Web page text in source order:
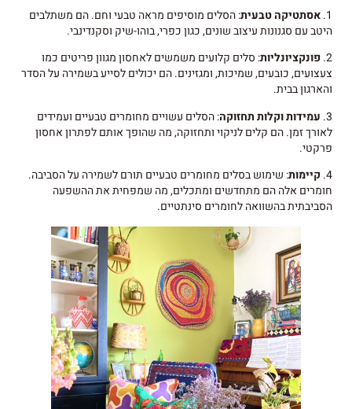
1. אסתטיקה טבעית: הסלים מוסיפים מראה טבעי וחם. הם משתלבים
היטב עם סגנונות עיצוב שונים, כגון כפרי, בוהו-שיק וסקנדינבי.
2. פונקציונליות: סלים קלועים משמשים לאחסון מגוון פריטים כמו
צעצועים, כובעים, שמיכות, ומגזינים. הם יכולים לסייע בשמירה על הסדר
והארגון בבית.
3. עמידות וקלות תחזוקה: הסלים עשויים מחומרים טבעיים ועמידים
לאורך זמן. הם קלים לניקוי ותחזוקה, מה שהופך אותם לפתרון אחסון
פרקטי.
4. קיימות: שימוש בסלים מחומרים טבעיים תורם לשמירה על הסביבה.
חומרים אלה הם מתחדשים ומתכלים, מה שמפחית את ההשפעה
הסביבתית בהשוואה לחומרים סינתטיים.